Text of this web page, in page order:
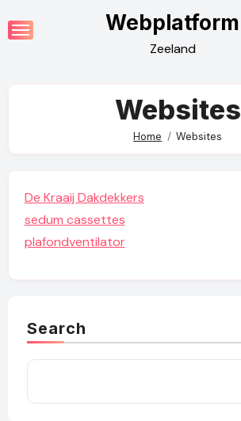
to
Webplatform
Zeeland
Websites
Home Websites
De Kraaij Dakdekkers
sedum cassettes
plafondventilator
Search